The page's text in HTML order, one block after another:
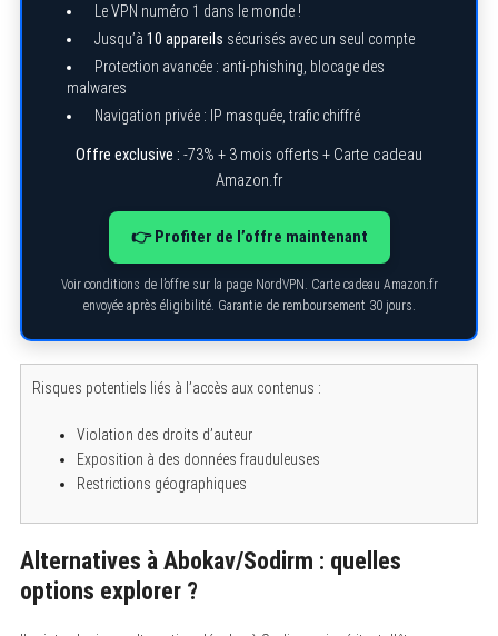
Le VPN numéro 1 dans le monde !
Jusqu’à 10 appareils sécurisés avec un seul compte
Protection avancée : anti-phishing, blocage des
malwares
Navigation privée : IP masquée, trafic chiffré
Offre exclusive : -73% + 3 mois offerts + Carte cadeau
Amazon.fr
👉 Profiter de l’offre maintenant
Voir conditions de l’offre sur la page NordVPN. Carte cadeau Amazon.fr
envoyée après éligibilité. Garantie de remboursement 30 jours.
Risques potentiels liés à l’accès aux contenus :
Violation des droits d’auteur
Exposition à des données frauduleuses
Restrictions géographiques
Alternatives à Abokav/Sodirm : quelles
options explorer ?
e
r